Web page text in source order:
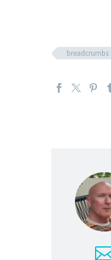
breadcrumbs